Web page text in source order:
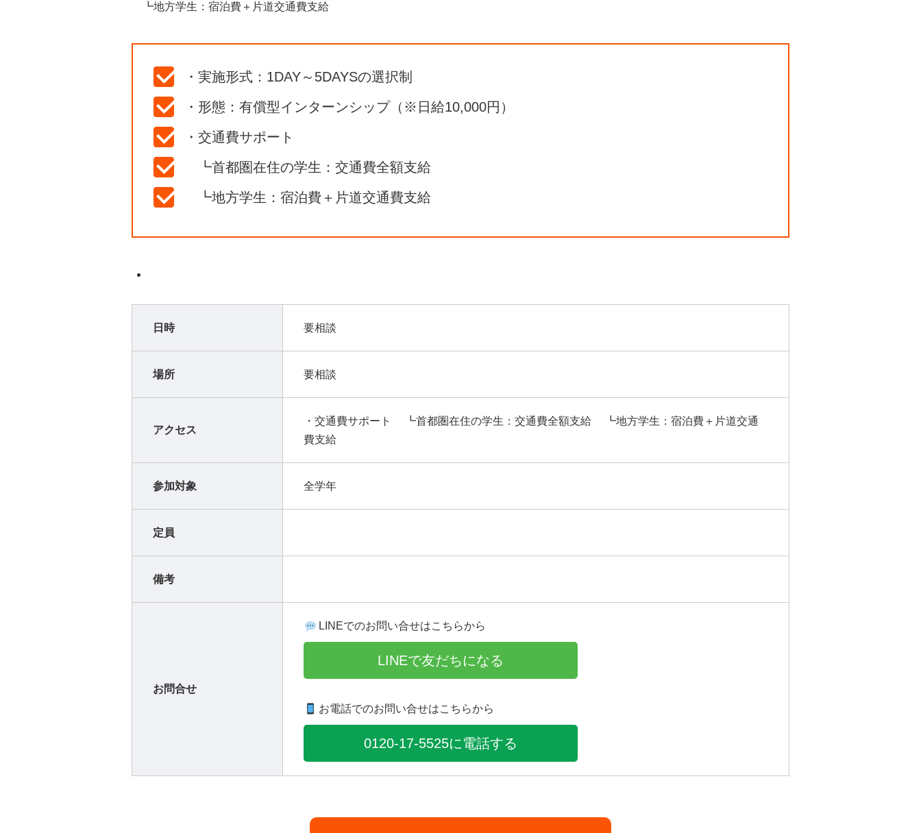
┗地方学生：宿泊費＋片道交通費支給
・実施形式：1DAY～5DAYSの選択制
・形態：有償型インターンシップ（※日給10,000円）
・交通費サポート
┗首都圏在住の学生：交通費全額支給
┗地方学生：宿泊費＋片道交通費支給
日時 要相談
場所 要相談
アクセス
・交通費サポート ┗首都圏在住の学生：交通費全額支給 ┗地方学生：宿泊費＋片道交通
費支給
参加対象 全学年
定員
備考
お問合せ
LINEでのお問い合せはこちらから
LINEで友だちになる
お電話でのお問い合せはこちらから
0120-17-5525に電話する